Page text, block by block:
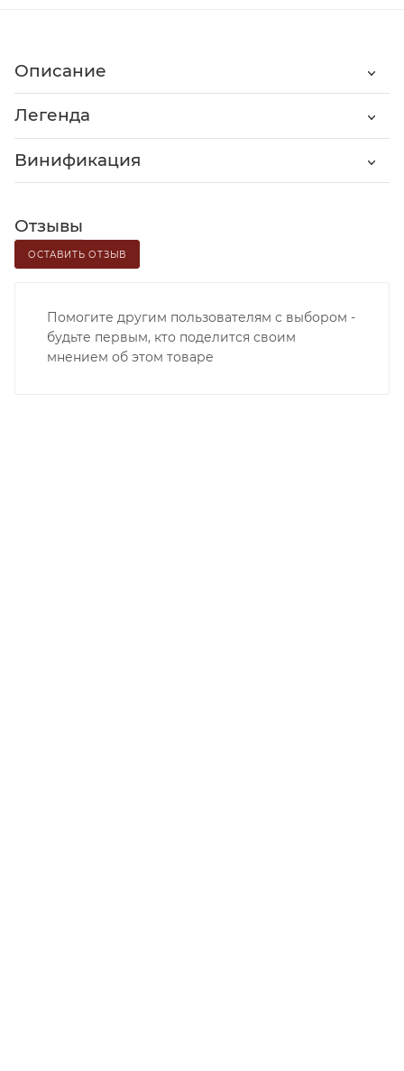
Описание
Легенда
Винификация
Отзывы
ОСТАВИТЬ ОТЗЫВ
Помогите другим пользователям с выбором -
будьте первым, кто поделится своим
мнением об этом товаре